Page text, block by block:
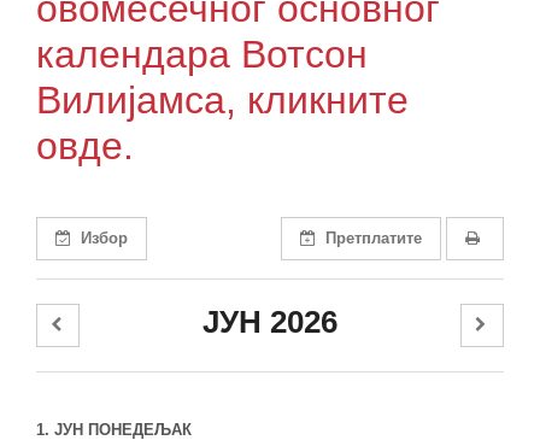
календара Вотсон
Вилијамса, кликните
овде.
Избор Претплатите
ЈУН 2026
1. ЈУН ПОНЕДЕЉАК